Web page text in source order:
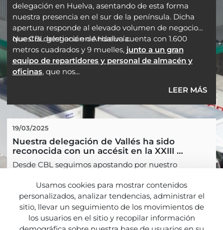
delegación en Huelva, asentando de esta forma
nuestra presencia en el sur de la península. Dicha
apertura responde al elevado volumen de negocio
que CBL gestiona en Andalucía.
Nuestra delegación de Huelva cuenta con 1.600
metros cuadrados y 9 muelles, junto a un gran
equipo de repartidores y personal de almacén y
oficinas, que nos...
LEER MÁS
19/03/2025
Nuestra delegación de Vallés ha sido
reconocida con un accésit en la XXIII
edición de los Premios MC MUTUAL
"Antonio Baró" a la Prevención de Riesgos
Desde CBL seguimos apostando por nuestro
de riegos laborales, por lo que no podemos hacer otra
cosa que felicitar a nuestros compañer@s por el
esfuerzo dedicado y animarlos a seguir trabando en
esta línea.
LEER MÁS
Usamos cookies para mostrar contenidos
personalizados, analizar tendencias, administrar el
sitio, llevar un seguimiento de los movimientos de
los usuarios en el sitio y recopilar información